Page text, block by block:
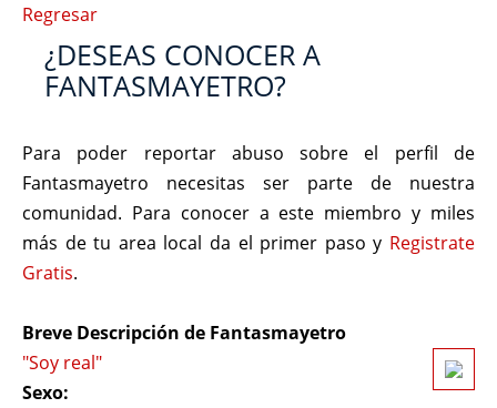
Regresar
¿DESEAS CONOCER A
FANTASMAYETRO?
Para poder reportar abuso sobre el perfil de
Fantasmayetro necesitas ser parte de nuestra
comunidad. Para conocer a este miembro y miles
más de tu area local da el primer paso y Registrate
Gratis.
Breve Descripción de Fantasmayetro
"Soy real"
Sexo: